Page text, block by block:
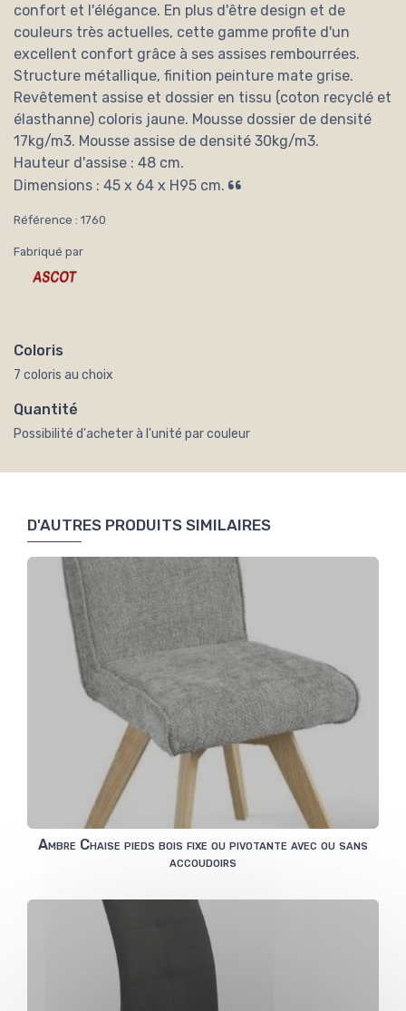
confort et l'élégance. En plus d'être design et de
couleurs très actuelles, cette gamme profite d'un
excellent confort grâce à ses assises rembourrées.
Structure métallique, finition peinture mate grise.
Revêtement assise et dossier en tissu (coton recyclé et
élasthanne) coloris jaune. Mousse dossier de densité
17kg/m3. Mousse assise de densité 30kg/m3.
Hauteur d'assise : 48 cm.
Dimensions : 45 x 64 x H95 cm.
Référence : 1760
Fabriqué par
Coloris
7 coloris au choix
Quantité
Possibilité d'acheter à l'unité par couleur
D'AUTRES PRODUITS SIMILAIRES
Ambre Chaise pieds bois fixe ou pivotante avec ou sans
accoudoirs